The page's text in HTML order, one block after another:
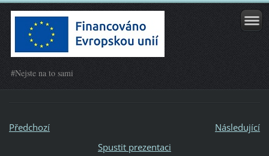
#Nejste na to sami
Předchozí
Následující
Spustit prezentaci